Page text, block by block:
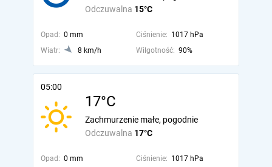
Odczuwalna 15°C
Opad: 0 mm Ciśnienie: 1017 hPa
Wiatr:
8 km/h Wilgotność: 90%
05:00
17°C
Odczuwalna 17°C
Zachmurzenie małe, pogodnie
Opad: 0 mm Ciśnienie: 1017 hPa